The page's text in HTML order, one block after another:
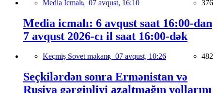
Media İcmalı, 07 avqust, 16:10 376
Media icmalı: 6 avqust saat 16:00-dan
7 avqust 2026-cı il saat 16:00-dək
Keçmiş Sovet məkanı, 07 avqust, 10:26 482
Seçkilərdən sonra Ermənistan və
Rusiya gərginliyi azaltmağın yollarını